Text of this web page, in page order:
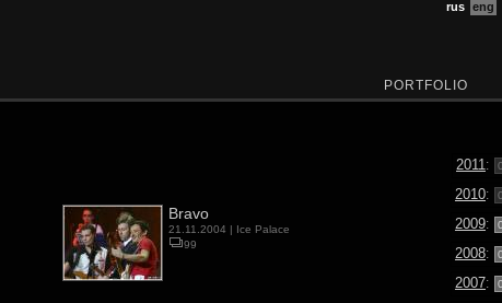
rus eng
PORTFOLIO
Bravo
21.11.2004 | Ice Palace
99
2011:
2010:
2009:
2008:
2007: